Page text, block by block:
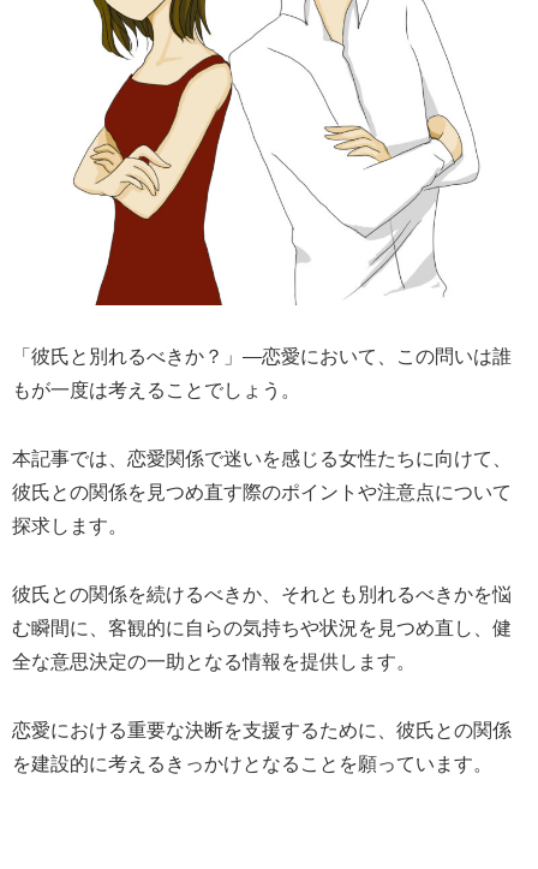
「彼氏と別れるべきか？」―恋愛において、この問いは誰
もが一度は考えることでしょう。
本記事では、恋愛関係で迷いを感じる女性たちに向けて、
彼氏との関係を見つめ直す際のポイントや注意点について
探求します。
彼氏との関係を続けるべきか、それとも別れるべきかを悩
む瞬間に、客観的に自らの気持ちや状況を見つめ直し、健
全な意思決定の一助となる情報を提供します。
恋愛における重要な決断を支援するために、彼氏との関係
を建設的に考えるきっかけとなることを願っています。